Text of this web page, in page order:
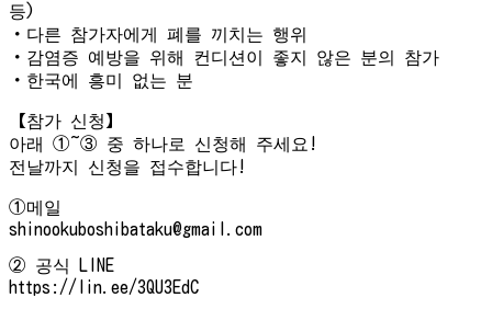
등)
・다른 참가자에게 폐를 끼치는 행위
・감염증 예방을 위해 컨디션이 좋지 않은 분의 참가
・한국에 흥미 없는 분
【참가 신청】
아래 ①~③ 중 하나로 신청해 주세요!
전날까지 신청을 접수합니다!
①메일
shinookuboshibataku@gmail.com
② 공식 LINE
https://lin.ee/3QU3EdC